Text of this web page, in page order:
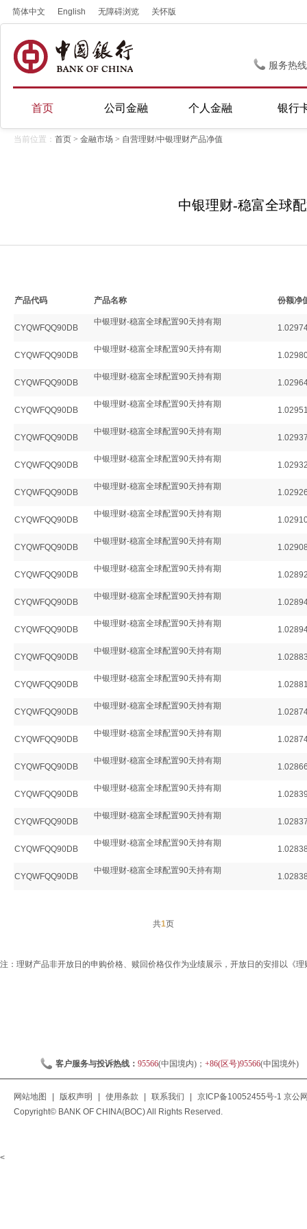
简体中文 English 无障碍浏览 关怀版
服务热
首页 公司金融 个人金融 银行
当前位置： 首页 > 金融市场 > 自营理财/中银理财产品净值
中银理财-稳富全球
产品代码 产品名称 份额净
CYQWFQQ90DB
中银理财-稳富全球配置90天持有期
CYQWFQQ90DB
中银理财-稳富全球配置90天持有期
CYQWFQQ90DB
中银理财-稳富全球配置90天持有期
CYQWFQQ90DB
中银理财-稳富全球配置90天持有期
CYQWFQQ90DB
中银理财-稳富全球配置90天持有期
CYQWFQQ90DB
中银理财-稳富全球配置90天持有期
CYQWFQQ90DB
中银理财-稳富全球配置90天持有期
CYQWFQQ90DB
中银理财-稳富全球配置90天持有期
CYQWFQQ90DB
中银理财-稳富全球配置90天持有期
CYQWFQQ90DB
中银理财-稳富全球配置90天持有期
CYQWFQQ90DB
中银理财-稳富全球配置90天持有期
CYQWFQQ90DB
中银理财-稳富全球配置90天持有期
CYQWFQQ90DB
中银理财-稳富全球配置90天持有期
CYQWFQQ90DB
中银理财-稳富全球配置90天持有期
CYQWFQQ90DB
中银理财-稳富全球配置90天持有期
CYQWFQQ90DB
中银理财-稳富全球配置90天持有期
CYQWFQQ90DB
中银理财-稳富全球配置90天持有期
CYQWFQQ90DB
中银理财-稳富全球配置90天持有期
CYQWFQQ90DB
中银理财-稳富全球配置90天持有期
CYQWFQQ90DB
中银理财-稳富全球配置90天持有期
CYQWFQQ90DB
中银理财-稳富全球配置90天持有期
共1页
注：理财产品非开放日的申购价格、赎回价格仅作为业绩展示，开放日的安排以《
客户服务与投诉热线： 95566(中国境内)； +86(区号)95566(中国境外)
网站地图 版权声明 使用条款 联系我们 京ICP备10052455号-1 京公
Copyright© BANK OF CHINA(BOC) All Rights Reserved.
<